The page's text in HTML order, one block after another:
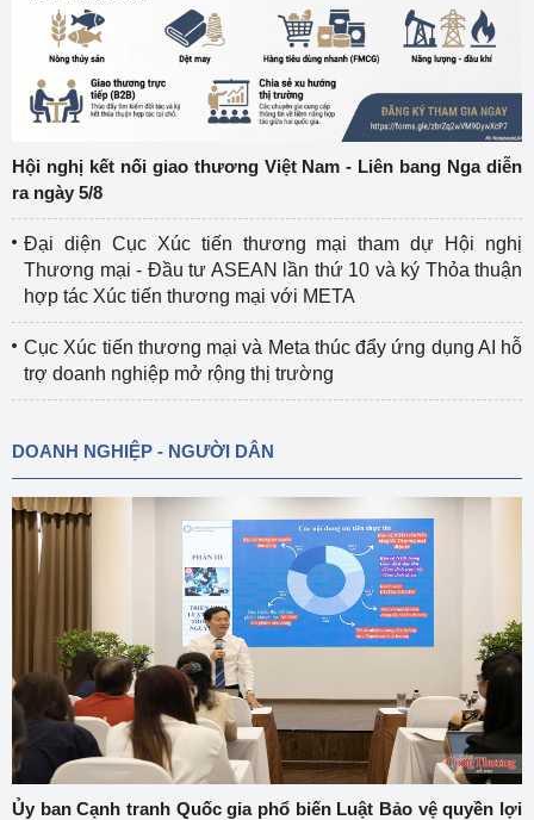
Hội nghị kết nối giao thương Việt Nam - Liên bang Nga diễn
ra ngày 5/8
Đại diện Cục Xúc tiến thương mại tham dự Hội nghị
Thương mại - Đầu tư ASEAN lần thứ 10 và ký Thỏa thuận
hợp tác Xúc tiến thương mại với META
Cục Xúc tiến thương mại và Meta thúc đẩy ứng dụng AI hỗ
trợ doanh nghiệp mở rộng thị trường
DOANH NGHIỆP - NGƯỜI DÂN
Ủy ban Cạnh tranh Quốc gia phổ biến Luật Bảo vệ quyền lợi